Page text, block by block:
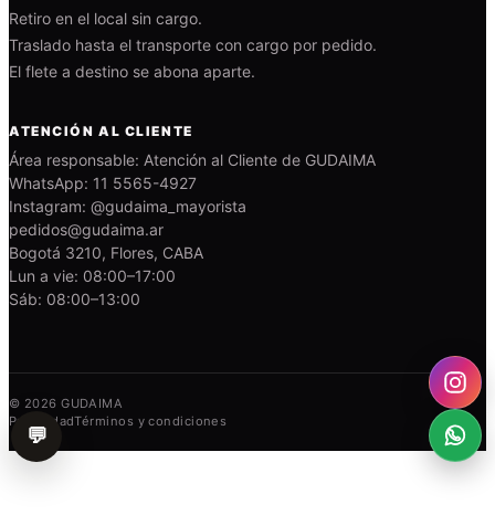
Retiro en el local sin cargo.
Traslado hasta el transporte con cargo por pedido.
El flete a destino se abona aparte.
ATENCIÓN AL CLIENTE
Área responsable: Atención al Cliente de GUDAIMA
WhatsApp: 11 5565-4927
Instagram: @gudaima_mayorista
pedidos@gudaima.ar
Bogotá 3210, Flores, CABA
Lun a vie: 08:00–17:00
Sáb: 08:00–13:00
© 2026 GUDAIMA
PrivacidadTérminos y condiciones
💬¿Necesitás ayuda?